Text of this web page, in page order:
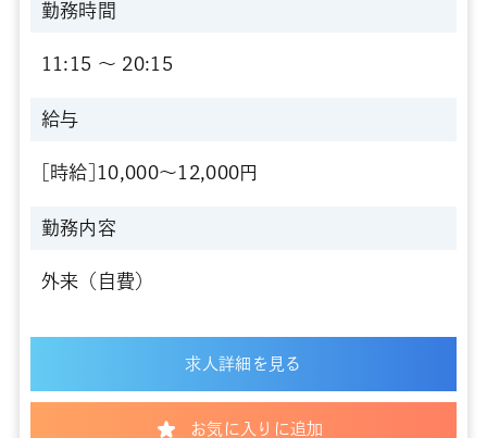
勤務時間
11:15 〜 20:15
給与
[時給]10,000～12,000円
勤務内容
外来（自費）
求人詳細を見る
お気に入りに追加